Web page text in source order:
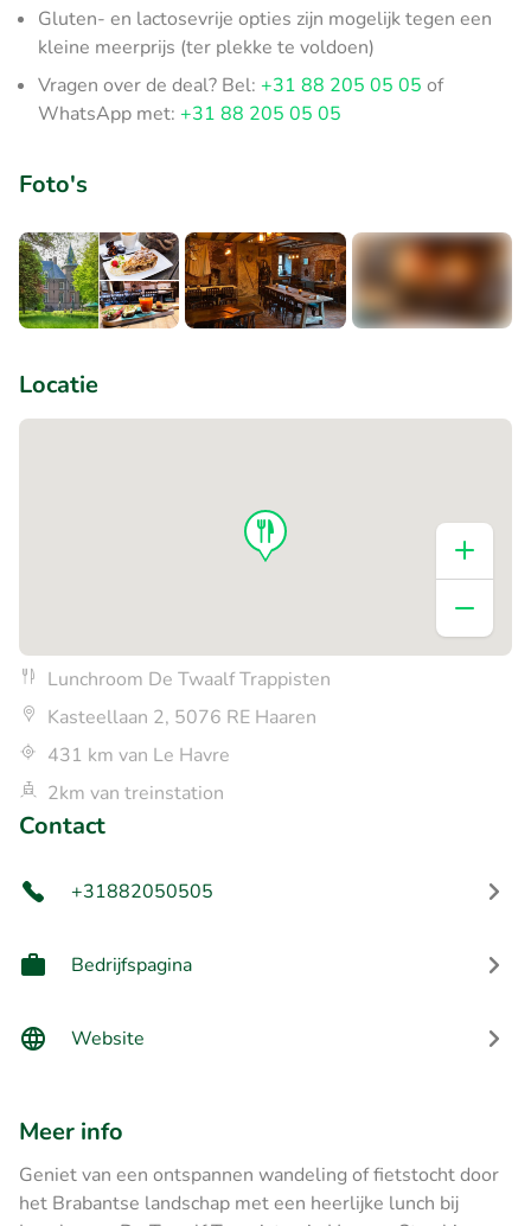
Gluten- en lactosevrije opties zijn mogelijk tegen een
kleine meerprijs (ter plekke te voldoen)
Vragen over de deal? Bel: +31 88 205 05 05 of
WhatsApp met: +31 88 205 05 05
Foto's
Locatie
Lunchroom De Twaalf Trappisten
Kasteellaan 2, 5076 RE Haaren
431 km van Le Havre
2km van treinstation
Contact
+31882050505
Bedrijfspagina
Website
Meer info
Geniet van een ontspannen wandeling of fietstocht door
het Brabantse landschap met een heerlijke lunch bij